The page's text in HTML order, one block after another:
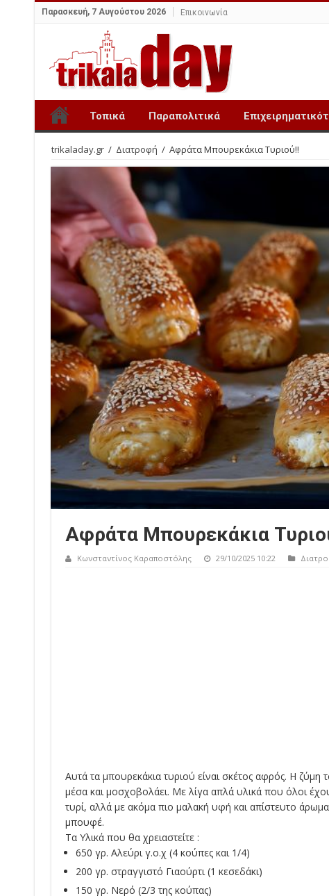
Παρασκευή, 7 Αυγούστου 2026 Επικοινωνία
Τοπικά Παραπολιτικά
trikaladay.gr / Διατροφή / Αφράτα Μπουρεκάκια Τυριού!!
Αφράτα Μπουρεκάκια
Κωνσταντίνος Καραποστόλης 29/10/2025 10:22
Αυτά τα μπουρεκάκια τυριού είναι σκέτος αφρός. Η ζύμη
μέσα και μοσχοβολάει. Με λίγα απλά υλικά που όλοι
τυρί, αλλά με ακόμα πιο μαλακή υφή και απίστευτο
μπουφέ.
Τα Υλικά που θα χρειαστείτε :
650 γρ. Αλεύρι γ.ο.χ (4 κούπες και 1/4)
200 γρ. στραγγιστό Γιαούρτι (1 κεσεδάκι)
150 γρ. Νερό (2/3 της κούπας)